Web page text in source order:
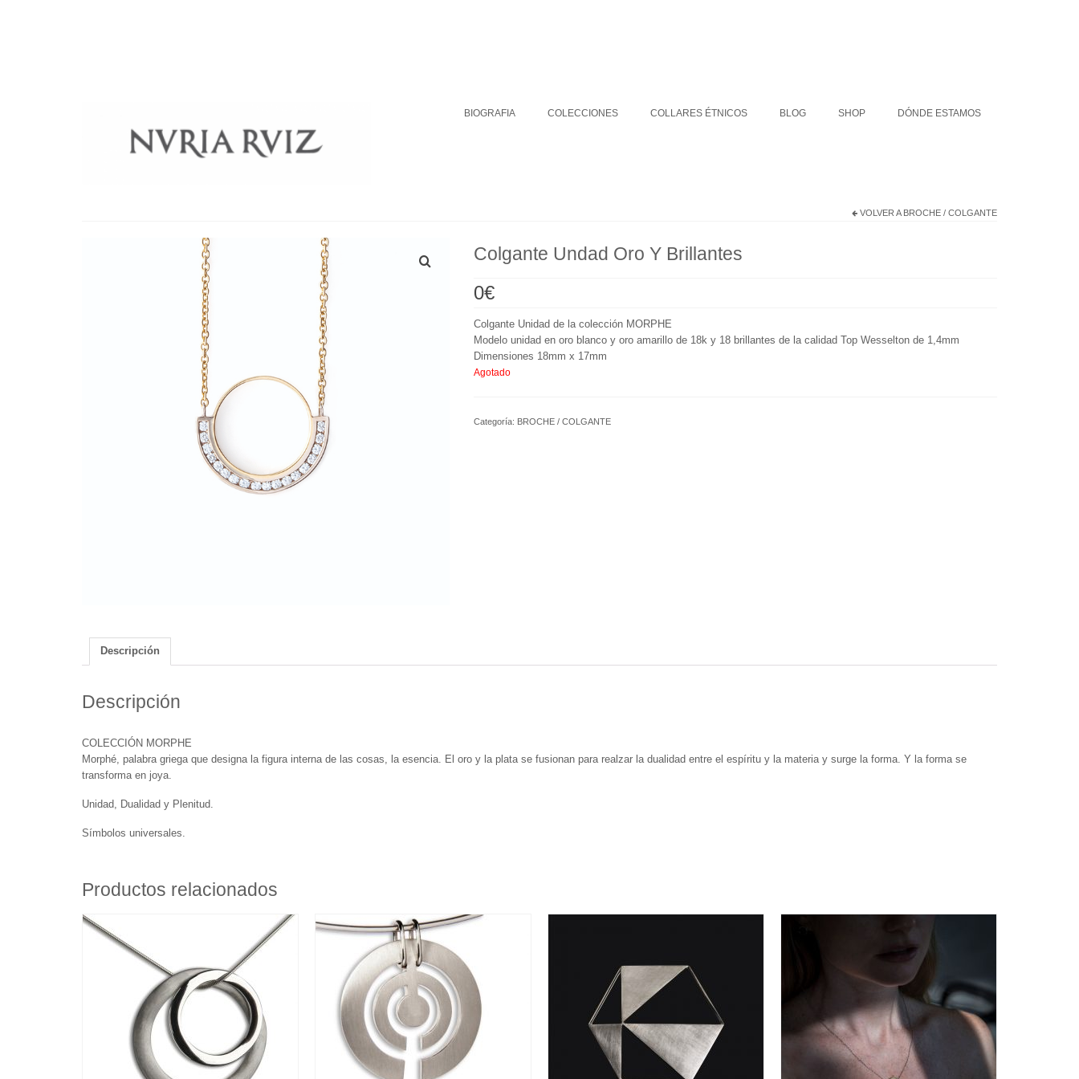
BIOGRAFIA COLECCIONES COLLARES ÉTNICOS BLOG SHOP DÓNDE ESTAMOS
VOLVER A BROCHE / COLGANTE
Colgante Undad Oro Y Brillantes
0€
Colgante Unidad de la colección MORPHE
Modelo unidad en oro blanco y oro amarillo de 18k y 18 brillantes de la calidad Top Wesselton de 1,4mm
Dimensiones 18mm x 17mm
Agotado
Categoría: BROCHE / COLGANTE
Descripción
Descripción
COLECCIÓN MORPHE
Morphé, palabra griega que designa la figura interna de las cosas, la esencia. El oro y la plata se fusionan para realzar la dualidad entre el espíritu y la materia y surge la forma. Y la forma se
transforma en joya.
Unidad, Dualidad y Plenitud.
Símbolos universales.
Productos relacionados